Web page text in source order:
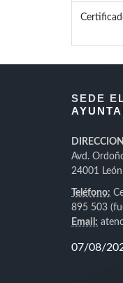
SEDE
DIRECCION
Avd.
24001 León
Teléfono:
895 503
Email: